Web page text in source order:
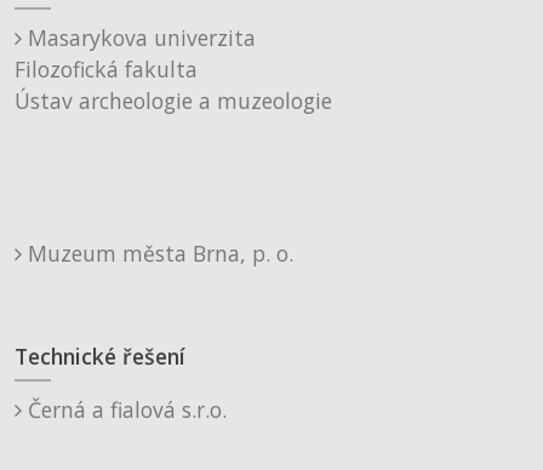
Masarykova univerzita
Filozofická fakulta
Ústav archeologie a muzeologie
Muzeum města Brna, p. o.
Technické řešení
Černá a fialová s.r.o.